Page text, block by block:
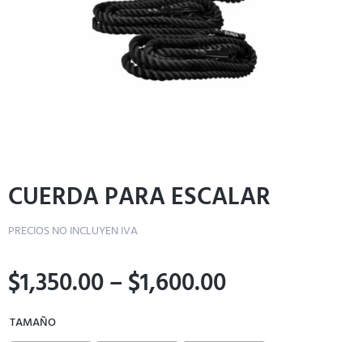
CUERDA PARA ESCALAR
PRECIOS NO INCLUYEN IVA
$1,350.00–$1,600.00
TAMAÑO